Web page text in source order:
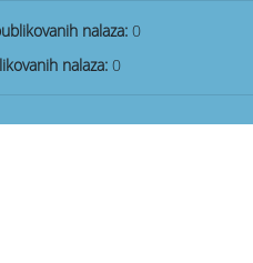
nalaza: 0
nalaza: 0